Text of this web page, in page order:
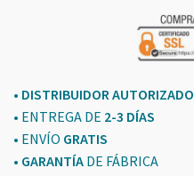
• DISTRIBUIDOR AUTORIZADO
• ENTREGA DE 2-3 DÍAS
• ENVÍO GRATIS
• GARANTÍA DE FÁBRICA